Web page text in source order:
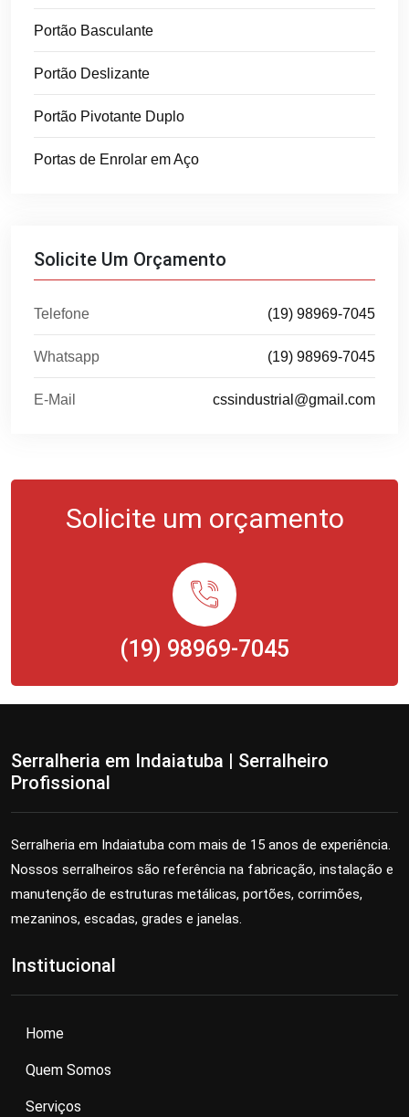
Portão Basculante
Portão Deslizante
Portão Pivotante Duplo
Portas de Enrolar em Aço
Solicite Um Orçamento
Telefone (19) 98969-7045
Whatsapp (19) 98969-7045
E-Mail cssindustrial@gmail.com
Solicite um orçamento
(19) 98969-7045
Serralheria em Indaiatuba | Serralheiro
Profissional
Serralheria em Indaiatuba com mais de 15 anos de experiência.
Nossos serralheiros são referência na fabricação, instalação e
manutenção de estruturas metálicas, portões, corrimões,
mezaninos, escadas, grades e janelas.
Institucional
Home
Quem Somos
Serviços